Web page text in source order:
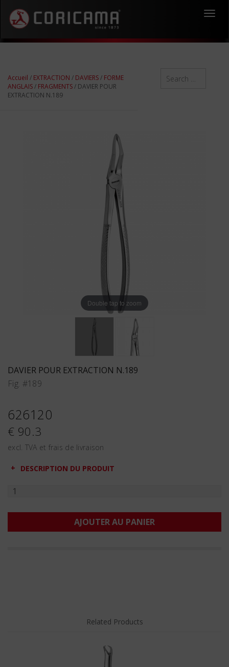
Accueil / EXTRACTION / DAVIERS/ FORME
ANGLAIS/ FRAGMENTS/ DAVIER POUR
EXTRACTION N.189
Double tap to zoom
DAVIER POUR EXTRACTION N.189
Fig. #189
626120
€ 90.3
excl. TVA et frais de livraison
DESCRIPTION DU PRODUIT
AJOUTER AU PANIER
Related Products